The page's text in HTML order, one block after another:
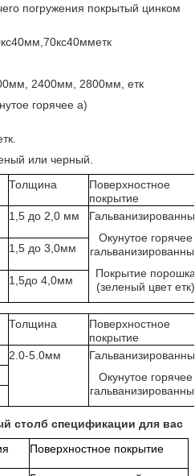
погружения покрытый цинком
2400мм, 2800мм, етк
горячее а)
или черный.
Толщина
Поверхностное
покрытие
1,5 до 2,0 мм
Окунутое горячее
Покрытие порошка
(зеленый цвет етк)
1,5 до 3,0мм
1,5до 4,0мм
Толщина
Поверхностное
покрытие
2.0-5.0мм
Окунутое горячее
столб спецификации для вас
Поверхностное покрытие